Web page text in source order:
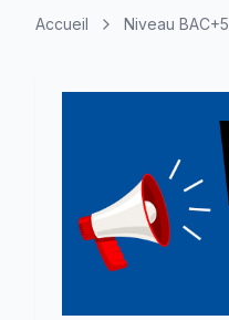
Accueil Niveau BAC+5